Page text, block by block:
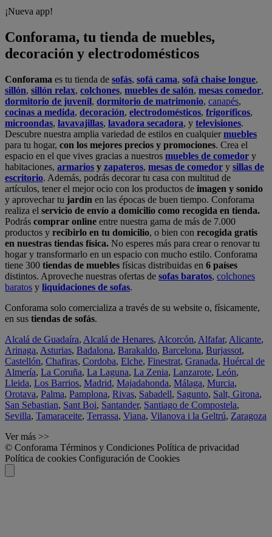
¡Nueva app!
Conforama, tu tienda de muebles,
decoración y electrodomésticos
Conforama es tu tienda de sofás, sofá cama, sofá chaise longue,
sillón, sillón relax, colchones, muebles de salón, mesas comedor,
dormitorio de juvenil, dormitorio de matrimonio, canapés,
cocinas a medida, decoración, electrodomésticos, frigoríficos,
microondas, lavavajillas, lavadora secadora, y televisiones.
Descubre nuestra amplia variedad de estilos en cualquiermuebles
para tu hogar, con los mejores precios y promociones. Crea el
espacio en el que vives gracias a nuestros muebles de comedor y
habitaciones, armarios y zapateros, mesas de comedor y sillas de
escritorio. Además, podrás decorar tu casa con multitud de
artículos, tener el mejor ocio con los productos de imagen y sonido
y aprovechar tu jardín en las épocas de buen tiempo. Conforama
realiza el servicio de envío a domicilio como recogida en tienda.
Podrás comprar online entre nuestra gama de más de 7.000
productos y recibirlo en tu domicilio, o bien con recogida gratis
en nuestras tiendas física. No esperes más para crear o renovar tu
hogar y transformarlo en un espacio con mucho estilo. Conforama
tiene 300 tiendas de muebles físicas distribuidas en 6 países
distintos. Aproveche nuestras ofertas de sofas baratos, colchones
baratos y liquidaciones de sofas.
Conforama solo comercializa a través de su website o, físicamente,
en sus tiendas de sofás.
Alcalá de Guadaíra, Alcalá de Henares, Alcorcón, Alfafar, Alicante,
Arinaga, Asturias, Badalona, Barakaldo, Barcelona, Burjassot,
Castellón, Chafiras, Cordoba, Elche, Finestrat, Granada, Huércal de
Almería, La Coruña, La Laguna, La Zenia, Lanzarote, León,
Lleida, Los Barrios, Madrid, Majadahonda, Málaga, Murcia,
Orotava, Palma, Pamplona, Rivas, Sabadell, Sagunto, Salt, Girona,
San Sebastian, Sant Boi, Santander, Santiago de Compostela,
Sevilla, Tamaraceite, Terrassa, Viana, Vilanova i la Geltrú, Zaragoza
Ver más >>
© Conforama Términos y Condiciones Política de privacidad
Política de cookies Configuración de Cookies